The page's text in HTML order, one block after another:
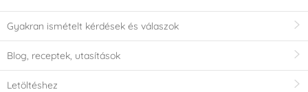
Gyakran ismételt kérdések és válaszok
Blog, receptek, utasítások
Letöltéshez